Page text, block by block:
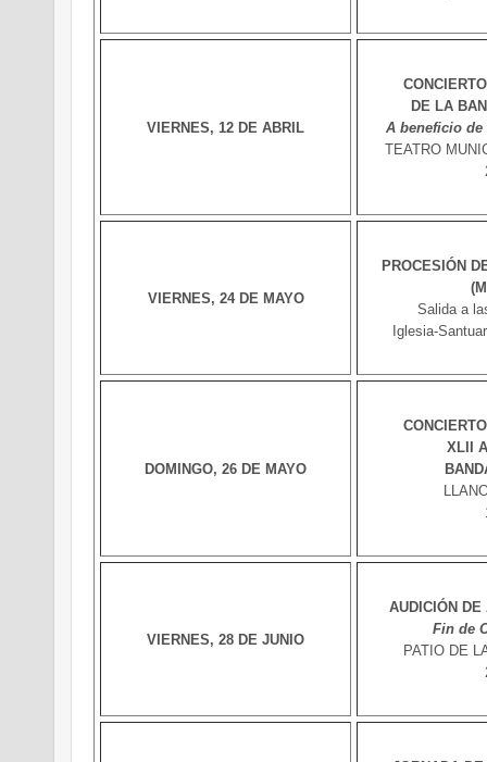
VIERNES, 12 DE ABRIL
DE LA
A beneficio de
TEATRO
VIERNES, 24 DE MAYO
PROCESIÓN
Salida a
Iglesia-
DOMINGO, 26 DE MAYO
XLII
VIERNES, 28 DE JUNIO
AUDICIÓN DE
Fin de
PATIO DE